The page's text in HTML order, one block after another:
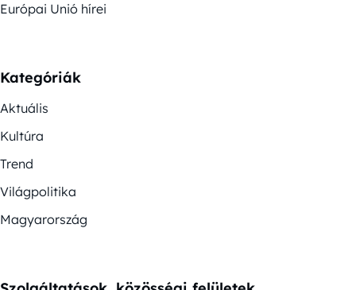
Európai Unió hírei
Kategóriák
Aktuális
Kultúra
Trend
Világpolitika
Magyarország